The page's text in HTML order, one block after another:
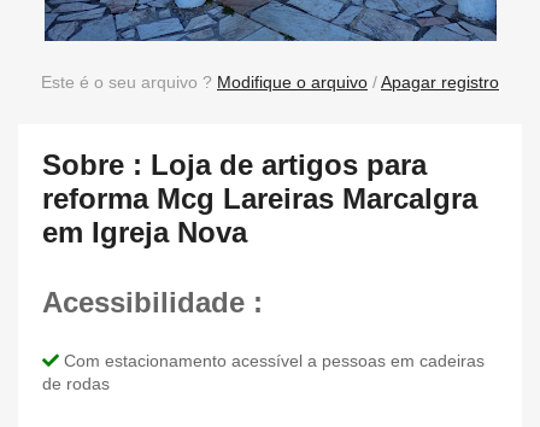
Este é o seu arquivo ? Modifique o arquivo /Apagar registro
Sobre : Loja de artigos para
reforma Mcg Lareiras Marcalgra
em Igreja Nova
Acessibilidade :
Com estacionamento acessível a pessoas em cadeiras
de rodas